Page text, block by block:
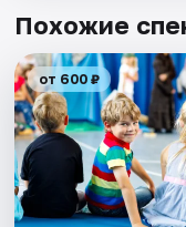
Похожие
от 600 ₽